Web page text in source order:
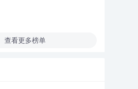
查看更多榜单